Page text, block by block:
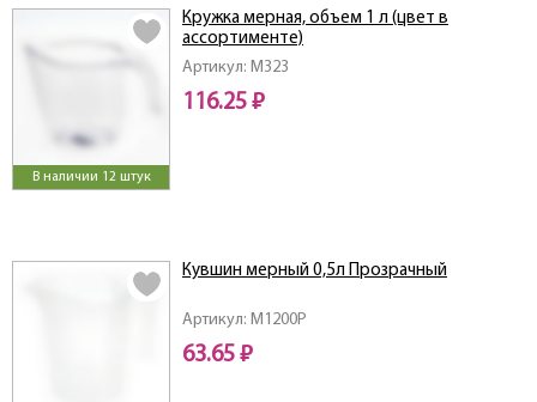
В наличии 12 штук
Артикул: M323
Кружка мерная, объем 1 л (цвет в
ассортименте)
116.25 ₽
Артикул: M1200P
Кувшин мерный 0,5л Прозрачный
63.65 ₽